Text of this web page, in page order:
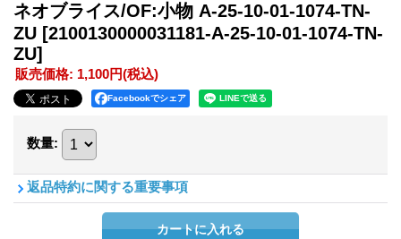
ネオブライス/OF:小物 A-25-10-01-1074-TN-
ZU [2100130000031181-A-25-10-01-1074-TN-
ZU]
販売価格: 1,100円(税込)
Facebookでシェア
数量:
返品特約に関する重要事項